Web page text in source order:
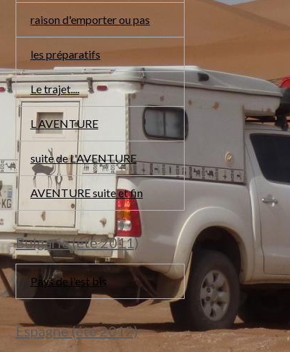
raison d'emporter ou pas
les préparatifs
Le trajet....
L AVENTURE
suite de L'AVENTURE
AVENTURE suite et fin
Bulgarie (été 2011)
Pays de l'est bis
Espagne (été 2012)